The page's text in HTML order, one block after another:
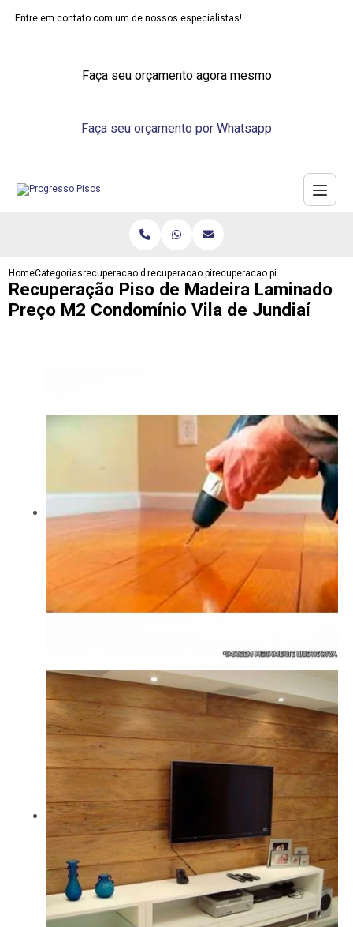
Entre em contato com um de nossos especialistas!
Faça seu orçamento agora mesmo
Faça seu orçamento por Whatsapp
HomeCategoriasrecuperacao de pisosrecuperacao piso laminadorecuperacao piso de madeira
Recuperação Piso de Madeira Laminado
Preço M2 Condomínio Vila de Jundiaí